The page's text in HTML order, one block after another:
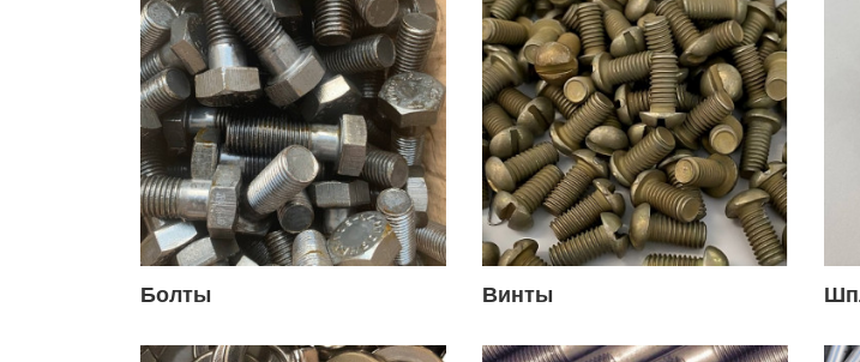
Болты Винты